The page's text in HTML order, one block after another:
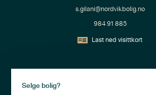
s.gilani@nordvikbolig.no
984 91 885
Last ned visittkort
Selge bolig?